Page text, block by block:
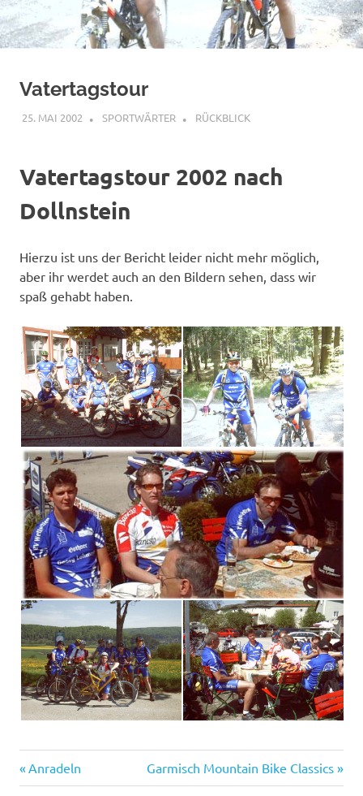
Vatertagstour
25. MAI 2002 SPORTWÄRTER RÜCKBLICK
Vatertagstour 2002 nach
Dollnstein
Hierzu ist uns der Bericht leider nicht mehr möglich,
aber ihr werdet auch an den Bildern sehen, dass wir
spaß gehabt haben.
Beitragsnavigation
Vorheriger
Beitrag:
Anradeln
Nächster
Beitrag:
Garmisch Mountain Bike Classics